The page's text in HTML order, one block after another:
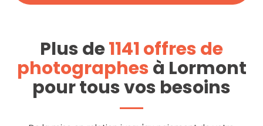
Plus de1141 offres de
photographesà Lormont
pour tous vos besoins